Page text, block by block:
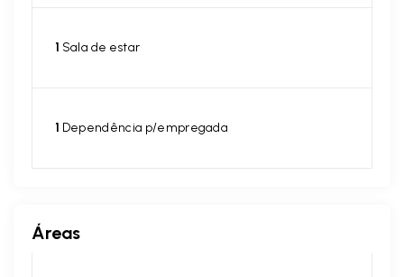
1 Sala de estar
1 Dependência p/empregada
Áreas